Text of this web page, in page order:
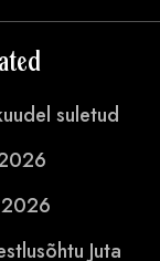
suletud
2026
Juta